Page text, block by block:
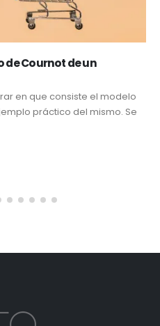
de Cournot de un
en que consiste el modelo
práctico del mismo. Se